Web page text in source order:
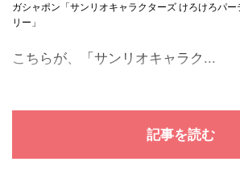
ガシャポン「サンリオキャラクターズ けろけろパ
リー」
こちらが、「サンリオキャラク...
記事を読む